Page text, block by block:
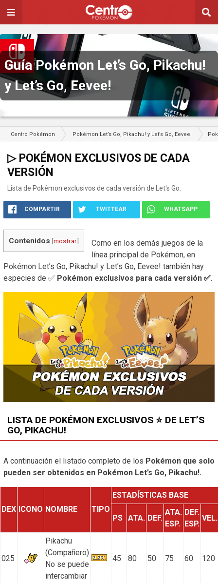
Guía Pokémon Let’s Go, Pikachu!
y Let’s Go, Eevee!
Centro Pokémon Pokémon Let’s Go, Pikachu! y Let’s Go, Eevee!
▷ POKÉMON EXCLUSIVOS DE CADA
VERSIÓN
Lista de Pokémon exclusivos de cada versión de Let's Go.
COMPARTIR TWITTEAR WHATSAPP
Contenidos [mostrar]
Como en los demás juegos de la
línea principal de Pokémon, en
Pokémon Let’s Go, Pikachu! y Let’s Go, Eevee! también hay
especies de ✅ Pokémon exclusivos para cada versión ✅.
LISTA DE POKÉMON EXCLUSIVOS ⭐ DE LET’S
GO, PIKACHU!
A continuación el listado completo de los Pokémon que solo
pueden ser obtenidos en Pokémon Let’s Go, Pikachu!.
DEX ICONO NOMBRE TIPO
ESTADÍSTICAS BASE
PS ATA. DEF.
ATA.
ESP.
DEF.
ESP.
VEL.
025
Pikachu
(Compañero)
No se puede
intercambiar
45 80 50 75 60 120